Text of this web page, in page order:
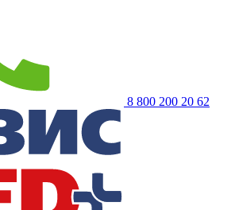
8 800 200 20 62